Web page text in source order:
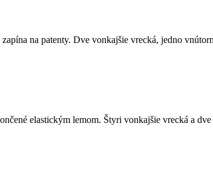
na patenty. Dve vonkajšie vrecká, jedno
elastickým lemom. Štyri vonkajšie vrecká a